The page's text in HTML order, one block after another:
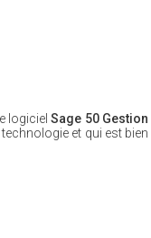
logicielSage 50 Gestion
et qui est bien